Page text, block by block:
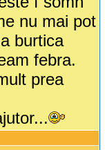
nu mai pot
burtica
febra.
prea